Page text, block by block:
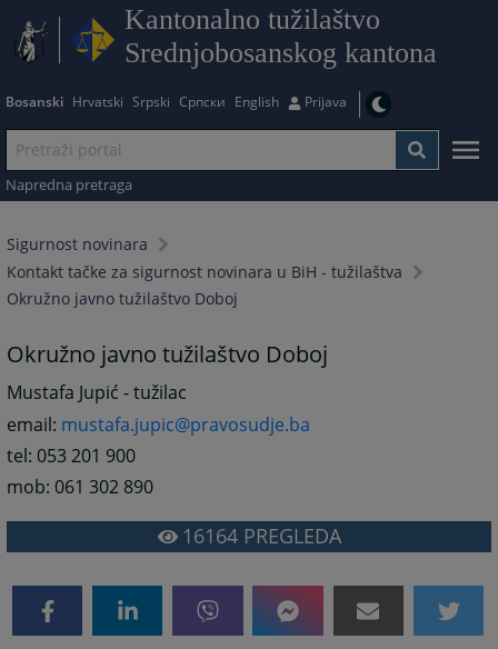
Kantonalno tužilaštvo
Srednjobosanskog kantona
Bosanski Hrvatski Srpski Српски English Prijava
Napredna pretraga
Sigurnost novinara
Kontakt tačke za sigurnost novinara u BiH - tužilaštva
Okružno javno tužilaštvo Doboj
Okružno javno tužilaštvo Doboj
Mustafa Jupić - tužilac
email: mustafa.jupic@pravosudje.ba
tel: 053 201 900
mob: 061 302 890
16164PREGLEDA